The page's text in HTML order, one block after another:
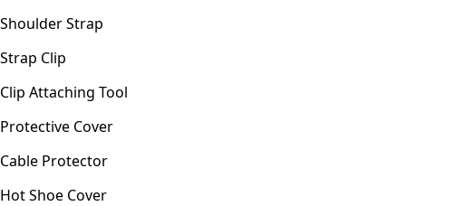
Shoulder Strap
Strap Clip
Clip Attaching Tool
Protective Cover
Cable Protector
Hot Shoe Cover